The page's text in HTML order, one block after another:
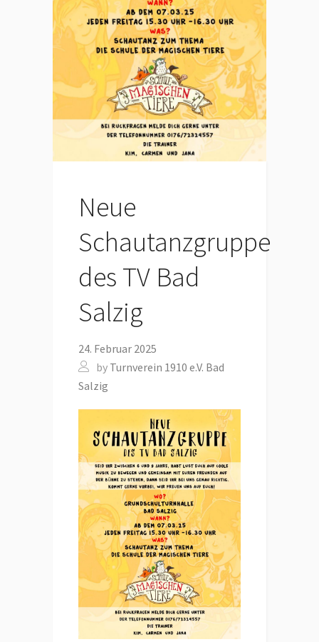
Neue
Schautanzgruppe
des TV Bad
Salzig
24. Februar 2025
by Turnverein 1910 e.V. Bad
Salzig